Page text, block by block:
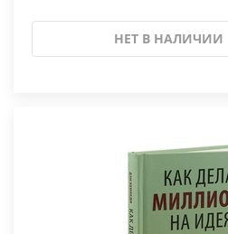
НЕТ В НАЛИЧИИ